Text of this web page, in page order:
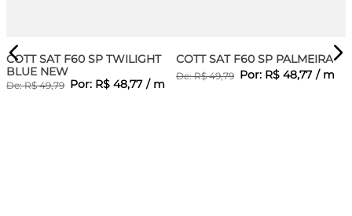
COTT SAT F60 SP TWILIGHT
BLUE NEW
De:R$ 49,79 Por: R$ 48,77 / m
COTT SAT F60 SP PALMEIRA
De:R$ 49,79 Por: R$ 48,77 / m